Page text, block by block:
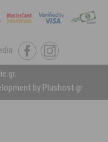
by Plushost.gr